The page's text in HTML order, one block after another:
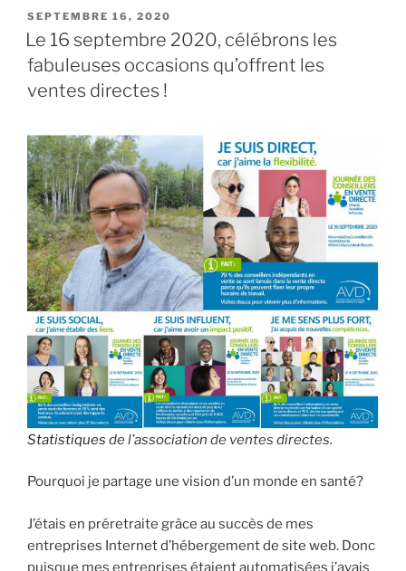
e
b
o
k
er l
e
dI
e
PUBLIÉ
LE
SEPTEMBRE 16, 2020
Le 16 septembre 2020, célébrons les
fabuleuses occasions qu’offrent les
ventes directes !
Statistiques de l’association de ventes directes.
Pourquoi je partage une vision d’un monde en santé?
J’étais en préretraite grâce au succès de mes
entreprises Internet d’hébergement de site web. Donc
puisque mes entreprises étaient automatisées j’avais